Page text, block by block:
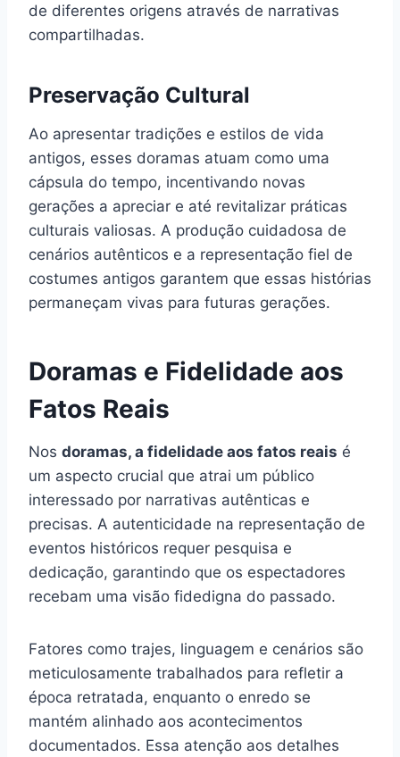
de diferentes origens através de narrativas
compartilhadas.
Preservação Cultural
Ao apresentar tradições e estilos de vida
antigos, esses doramas atuam como uma
cápsula do tempo, incentivando novas
gerações a apreciar e até revitalizar práticas
culturais valiosas. A produção cuidadosa de
cenários autênticos e a representação fiel de
costumes antigos garantem que essas histórias
permaneçam vivas para futuras gerações.
Doramas e Fidelidade aos
Fatos Reais
Nos doramas, a fidelidade aos fatos reais é
um aspecto crucial que atrai um público
interessado por narrativas autênticas e
precisas. A autenticidade na representação de
eventos históricos requer pesquisa e
dedicação, garantindo que os espectadores
recebam uma visão fidedigna do passado.
Fatores como trajes, linguagem e cenários são
meticulosamente trabalhados para refletir a
época retratada, enquanto o enredo se
mantém alinhado aos acontecimentos
documentados. Essa atenção aos detalhes